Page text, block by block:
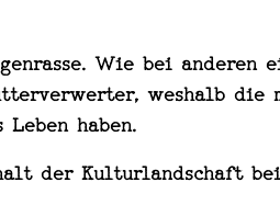
Wie bei anderen
weshalb die
haben.
der Kulturlandschaft